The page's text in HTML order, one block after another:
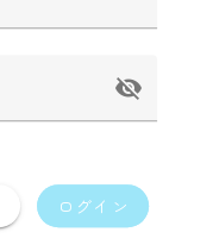
ログイン